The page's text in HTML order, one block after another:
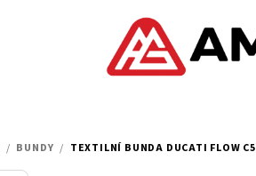
/ BUNDY / TEXTILNÍ BUNDA DUCATI FLOW C5